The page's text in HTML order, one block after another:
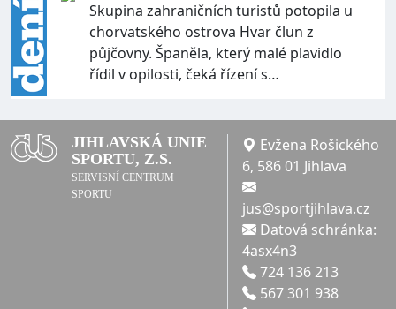
Skupina zahraničních turistů potopila u
chorvatského ostrova Hvar člun z
půjčovny. Španěla, který malé plavidlo
řídil v opilosti, čeká řízení s…
JIHLAVSKÁ UNIE
SPORTU, Z.S.
SERVISNÍ CENTRUM
SPORTU
Evžena Rošického
6, 586 01 Jihlava
jus@sportjihlava.cz
Datová schránka:
4asx4n3
724 136 213
567 301 938